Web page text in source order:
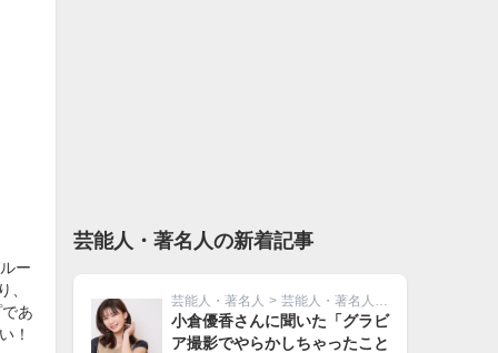
ー
、
あ
！
芸能人・著名人の新着記事
芸能人・著名人 > 芸能人・著名人その他
小倉優香さんに聞いた「グラビ
ア撮影でやらかしちゃったこと